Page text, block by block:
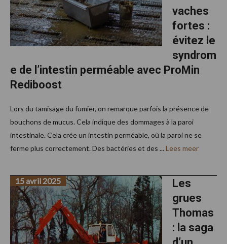
vaches
fortes :
évitez le
syndrom
e de l’intestin perméable avec ProMin
Rediboost
Lors du tamisage du fumier, on remarque parfois la présence de
bouchons de mucus. Cela indique des dommages à la paroi
intestinale. Cela crée un intestin perméable, où la paroi ne se
ferme plus correctement. Des bactéries et des ... Lees meer
Les
grues
Thomas
: la saga
15 avril 2025